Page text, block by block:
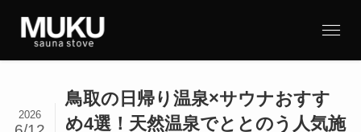
鳥取の日帰り温泉×サウナおすす
め4選！天然温泉でととのう人気施
2026